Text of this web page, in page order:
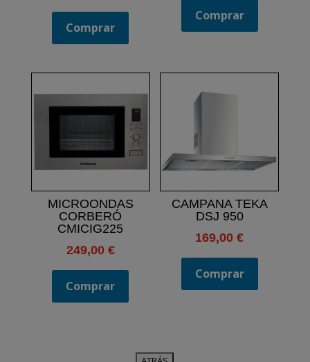
Comprar
Comprar
MICROONDAS
CORBERÓ
CMICIG225
249,00 €
Comprar
CAMPANA TEKA
DSJ 950
169,00€
Comprar